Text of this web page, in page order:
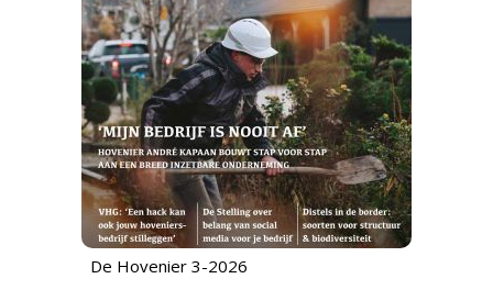
De Hovenier 3-2026